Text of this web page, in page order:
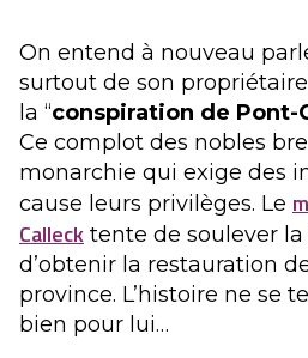
On entend à nouveau
surtout de son
la “conspiration de Pont-
Ce complot des nobles
monarchie qui exige des
cause leurs privilèges. Le
Calleck tente de soulever
d’obtenir la restauration
province. L’histoire ne se
bien pour lui…